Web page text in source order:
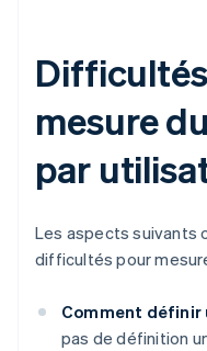
mesure
par
Les aspects suivants
difficultés pour
Comment
pas de définition